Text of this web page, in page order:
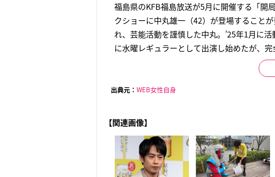
福島県のKFB福島放送が5月に開催する「開
クショーに中丸雄一（42）が登場すること
れ、芸能活動を謹慎した中丸。’25年1月に
に水曜レギュラーとして出演し始めたが、
出典元： WEB女性自身
【関連画像】